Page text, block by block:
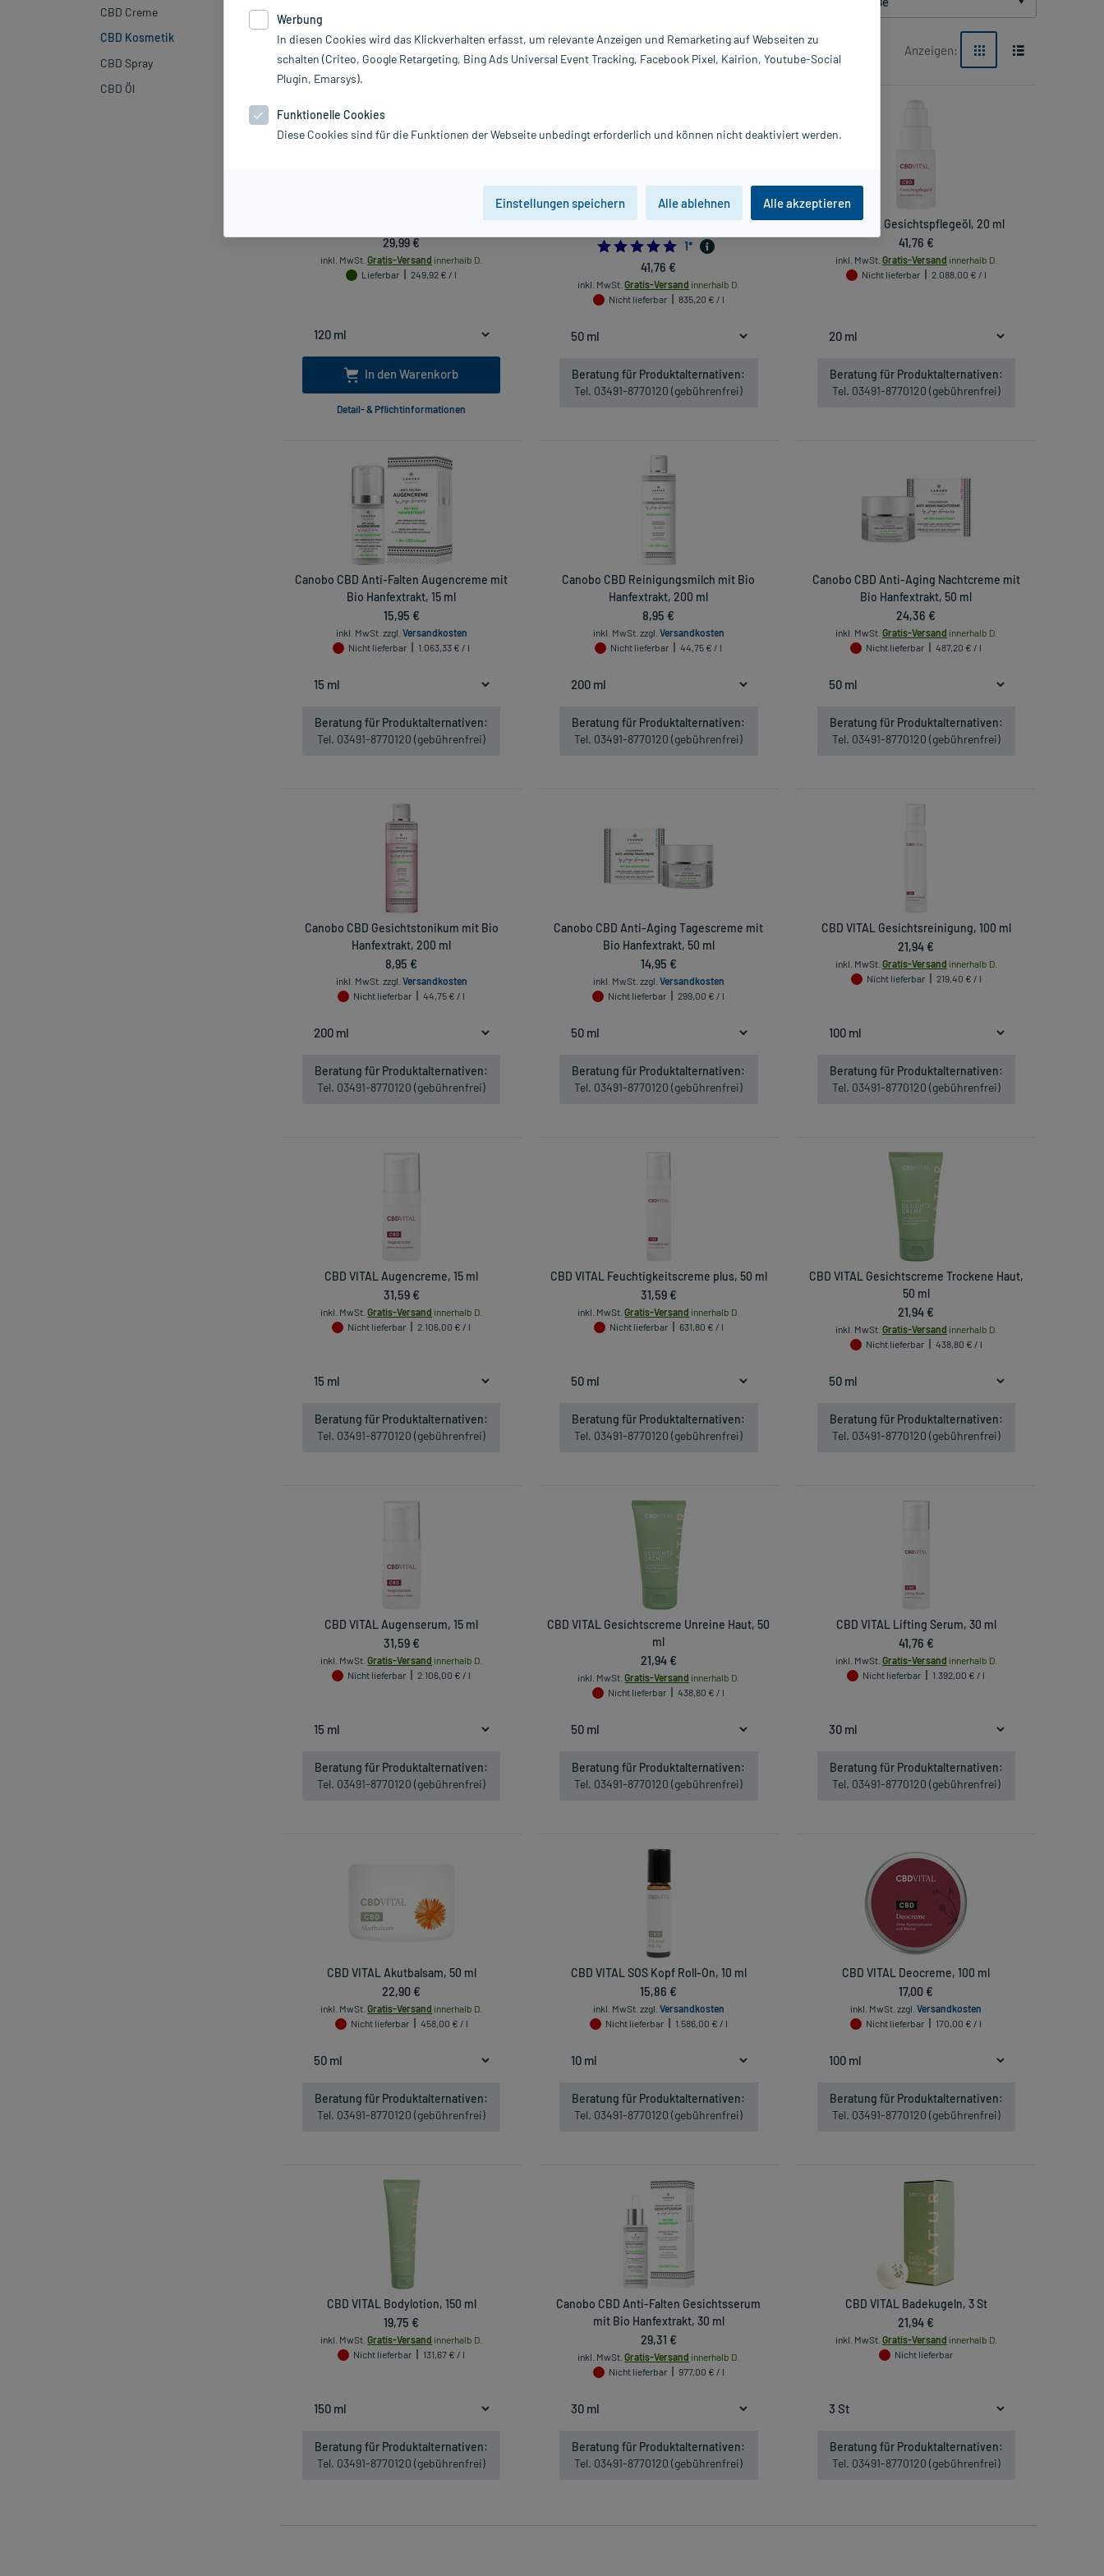
CBD Creme
CBD Kosmetik
CBD Spray
CBD Öl
Sortieren Relevanz absteigend Produkte pro Seite: 24 Anzeigen:
29,99 €
inkl. MwSt. Gratis-Versand innerhalb D.
Lieferbar
249,92 € / l
In den Warenkorb
Detail- & Pflichtinformationen
CBD VITAL Anti-Faltencreme, 50 ml
5.0
1*
41,76 €
inkl. MwSt. Gratis-Versand innerhalb D.
Nicht lieferbar
835,20 € / l
Beratung für Produktalternativen:
Tel. 03491-8770120 (gebührenfrei)
CBD VITAL Gesichtspflegeöl, 20 ml
41,76 €
inkl. MwSt. Gratis-Versand innerhalb D.
Nicht lieferbar
2.088,00 € / l
Beratung für Produktalternativen:
Tel. 03491-8770120 (gebührenfrei)
Canobo CBD Anti-Falten Augencreme mit
Bio Hanfextrakt, 15 ml
15,95 €
inkl. MwSt. zzgl. Versandkosten
Nicht lieferbar
1.063,33 € / l
Beratung für Produktalternativen:
Tel. 03491-8770120 (gebührenfrei)
Canobo CBD Reinigungsmilch mit Bio
Hanfextrakt, 200 ml
8,95 €
inkl. MwSt. zzgl. Versandkosten
Nicht lieferbar
44,75 € / l
Beratung für Produktalternativen:
Tel. 03491-8770120 (gebührenfrei)
Canobo CBD Anti-Aging Nachtcreme mit
Bio Hanfextrakt, 50 ml
24,36 €
inkl. MwSt. Gratis-Versand innerhalb D.
Nicht lieferbar
487,20 € / l
Beratung für Produktalternativen:
Tel. 03491-8770120 (gebührenfrei)
Canobo CBD Gesichtstonikum mit Bio
Hanfextrakt, 200 ml
8,95 €
inkl. MwSt. zzgl. Versandkosten
Nicht lieferbar
44,75 € / l
Beratung für Produktalternativen:
Tel. 03491-8770120 (gebührenfrei)
Canobo CBD Anti-Aging Tagescreme mit
Bio Hanfextrakt, 50 ml
14,95 €
inkl. MwSt. zzgl. Versandkosten
Nicht lieferbar
299,00 € / l
Beratung für Produktalternativen:
Tel. 03491-8770120 (gebührenfrei)
CBD VITAL Gesichtsreinigung, 100 ml
21,94 €
inkl. MwSt. Gratis-Versand innerhalb D.
Nicht lieferbar
219,40 € / l
Beratung für Produktalternativen:
Tel. 03491-8770120 (gebührenfrei)
CBD VITAL Augencreme, 15 ml
31,59 €
inkl. MwSt. Gratis-Versand innerhalb D.
Nicht lieferbar
2.106,00 € / l
Beratung für Produktalternativen:
Tel. 03491-8770120 (gebührenfrei)
CBD VITAL Feuchtigkeitscreme plus, 50 ml
31,59 €
inkl. MwSt. Gratis-Versand innerhalb D.
Nicht lieferbar
631,80 € / l
Beratung für Produktalternativen:
Tel. 03491-8770120 (gebührenfrei)
CBD VITAL Gesichtscreme Trockene Haut,
50 ml
21,94 €
inkl. MwSt. Gratis-Versand innerhalb D.
Nicht lieferbar
438,80 € / l
Beratung für Produktalternativen:
Tel. 03491-8770120 (gebührenfrei)
CBD VITAL Augenserum, 15 ml
31,59 €
inkl. MwSt. Gratis-Versand innerhalb D.
Nicht lieferbar
2.106,00 € / l
Beratung für Produktalternativen:
Tel. 03491-8770120 (gebührenfrei)
CBD VITAL Gesichtscreme Unreine Haut, 50
ml
21,94 €
inkl. MwSt. Gratis-Versand innerhalb D.
Nicht lieferbar
438,80 € / l
Beratung für Produktalternativen:
Tel. 03491-8770120 (gebührenfrei)
CBD VITAL Lifting Serum, 30 ml
41,76 €
inkl. MwSt. Gratis-Versand innerhalb D.
Nicht lieferbar
1.392,00 € / l
Beratung für Produktalternativen:
Tel. 03491-8770120 (gebührenfrei)
CBD VITAL Akutbalsam, 50 ml
22,90 €
inkl. MwSt. Gratis-Versand innerhalb D.
Nicht lieferbar
458,00 € / l
Beratung für Produktalternativen:
Tel. 03491-8770120 (gebührenfrei)
CBD VITAL SOS Kopf Roll-On, 10 ml
15,86 €
inkl. MwSt. zzgl. Versandkosten
Nicht lieferbar
1.586,00 € / l
Beratung für Produktalternativen:
Tel. 03491-8770120 (gebührenfrei)
CBD VITAL Deocreme, 100 ml
17,00 €
inkl. MwSt. zzgl.Versandkosten
Nicht lieferbar
170,00 € / l
Beratung für Produktalternativen:
Tel. 03491-8770120 (gebührenfrei)
CBD VITAL Bodylotion, 150 ml
19,75 €
inkl. MwSt. Gratis-Versand innerhalb D.
Nicht lieferbar
131,67 € / l
Beratung für Produktalternativen:
Tel. 03491-8770120 (gebührenfrei)
Canobo CBD Anti-Falten Gesichtsserum
mit Bio Hanfextrakt, 30 ml
29,31 €
inkl. MwSt. Gratis-Versand innerhalb D.
Nicht lieferbar
977,00 € / l
Beratung für Produktalternativen:
Tel. 03491-8770120 (gebührenfrei)
CBD VITAL Badekugeln, 3 St
21,94 €
inkl. MwSt. Gratis-Versand innerhalb D.
Nicht lieferbar
Beratung für Produktalternativen:
Tel. 03491-8770120 (gebührenfrei)
Werbung
In diesen Cookies wird das Klickverhalten erfasst, um relevante Anzeigen und Remarketing auf Webseiten zu
schalten (Criteo, Google Retargeting, Bing Ads Universal Event Tracking, Facebook Pixel, Kairion, Youtube-Social
Plugin, Emarsys).
Funktionelle Cookies
Diese Cookies sind für die Funktionen der Webseite unbedingt erforderlich und können nicht deaktiviert werden.
Einstellungen speichern Alle ablehnen Alle akzeptieren